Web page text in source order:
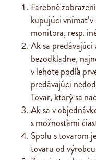
Farebné
kupujúci vnímať
monitora, resp.
Ak sa
bezodkladne,
v lehote podľa
predávajúci
Tovar, ktorý sa
Ak sa v
s možnosťami
Spolu s tovarom
tovaru od